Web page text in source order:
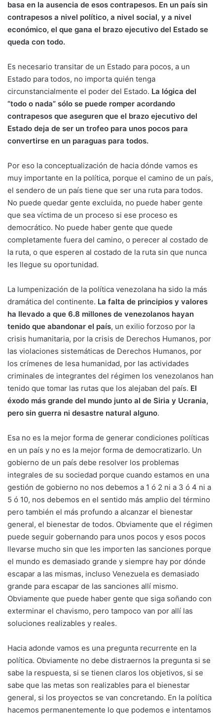
basa en la ausencia de esos contrapesos. En un país sin
contrapesos a nivel político, a nivel social, y a nivel
económico, el que gana el brazo ejecutivo del Estado se
queda con todo.
Es necesario transitar de un Estado para pocos, a un
Estado para todos, no importa quién tenga
circunstancialmente el poder del Estado. La lógica del
“todo o nada” sólo se puede romper acordando
contrapesos que aseguren que el brazo ejecutivo del
Estado deja de ser un trofeo para unos pocos para
convertirse en un paraguas para todos.
Por eso la conceptualización de hacia dónde vamos es
muy importante en la política, porque el camino de un país,
el sendero de un país tiene que ser una ruta para todos.
No puede quedar gente excluida, no puede haber gente
que sea víctima de un proceso si ese proceso es
democrático. No puede haber gente que quede
completamente fuera del camino, o perecer al costado de
la ruta, o que esperen al costado de la ruta sin que nunca
les llegue su oportunidad.
La lumpenización de la política venezolana ha sido la más
dramática del continente. La falta de principios y valores
ha llevado a que 6.8 millones de venezolanos hayan
tenido que abandonar el país, un exilio forzoso por la
crisis humanitaria, por la crisis de Derechos Humanos, por
las violaciones sistemáticas de Derechos Humanos, por
los crímenes de lesa humanidad, por las actividades
criminales de integrantes del régimen los venezolanos han
tenido que tomar las rutas que los alejaban del país. El
éxodo más grande del mundo junto al de Siria y Ucrania,
pero sin guerra ni desastre natural alguno.
Esa no es la mejor forma de generar condiciones políticas
en un país y no es la mejor forma de democratizarlo. Un
gobierno de un país debe resolver los problemas
integrales de su sociedad porque cuando estamos en una
gestión de gobierno no nos debemos a 1 ó 2 ni a 3 ó 4 ni a
5 ó 10, nos debemos en el sentido más amplio del término
pero también el más profundo a alcanzar el bienestar
general, el bienestar de todos. Obviamente que el régimen
puede seguir gobernando para unos pocos y esos pocos
llevarse mucho sin que les importen las sanciones porque
el mundo es demasiado grande y siempre hay por dónde
escapar a las mismas, incluso Venezuela es demasiado
grande para escapar de las sanciones allí mismo.
Obviamente que puede haber gente que siga soñando con
exterminar el chavismo, pero tampoco van por allí las
soluciones realizables y reales.
Hacia adonde vamos es una pregunta recurrente en la
política. Obviamente no debe distraernos la pregunta si se
sabe la respuesta, si se tienen claros los objetivos, si se
sabe que las metas son realizables para el bienestar
general, si los proyectos se van concretando. En la política
hacemos permanentemente lo que podemos e intentamos